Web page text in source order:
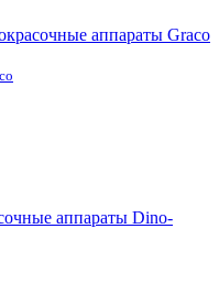
аппараты Graco
аппараты Dino-